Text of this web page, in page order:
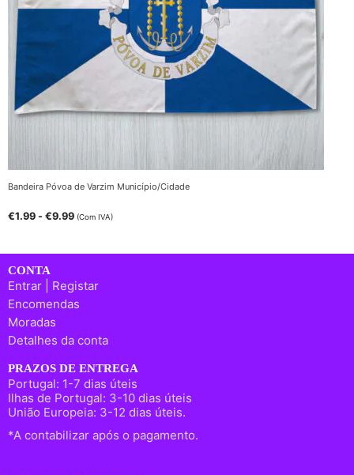
Bandeira Póvoa de Varzim Município/Cidade
€1.99 - €9.99 (Com IVA)
CONTA
Entrar | Registar
Encomendas
Moradas
Detalhes da conta
PRAZOS DE ENTREGA
Portugal: 1-7 dias úteis
Ilhas de Portugal: 3-10 dias úteis
União Europeia: 3-12 dias úteis.
*A contabilizar após o pagamento.